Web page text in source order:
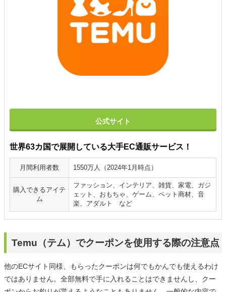
公式サイト
世界63カ国で展開している大手EC通販サービス！
月間利用者数 1550万人（2024年1月時点）
購入できるアイテ
ム
ファッション、インテリア、雑貨、家電、ガジ
ェット、おもちゃ、ゲーム、ペット商材、音
楽、アダルト など
Temu（テム）でクーポンを使用する際の注意点
他のECサイト同様、もらったクーポンは何でもかんでも使えるわけ
ではありません。全部無料で手に入れることはできませんし、クー